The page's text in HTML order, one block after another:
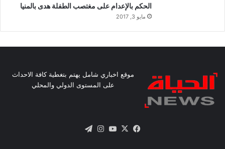
الحكم بالإعدام على مغتصب الطفلة هدى بالمنيا
مايو 3, 2017
موقع اخباري شامل يهتم بتغطية كافة الاحداث
على المستوى الدولي والمحلي
فيسبوك
X يوتيوبانستقرام